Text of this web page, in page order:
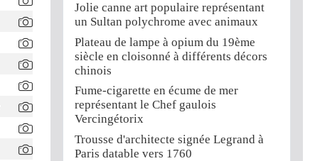
Jolie canne art populaire représentant
un Sultan polychrome avec animaux
Plateau de lampe à opium du 19ème
siècle en cloisonné à différents décors
chinois
Fume-cigarette en écume de mer
représentant le Chef gaulois
Vercingétorix
Trousse d'architecte signée Legrand à
Paris datable vers 1760